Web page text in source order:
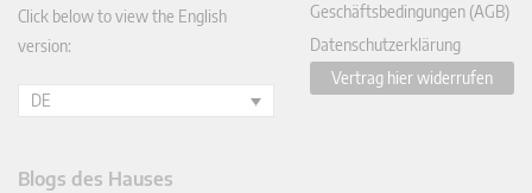
Click below to view the English
version:
DE
Geschäftsbedingungen (AGB)
Datenschutzerklärung
Vertrag hier widerrufen
Blogs des Hauses